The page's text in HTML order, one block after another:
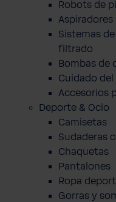
Robots de
Aspiradores
Sistemas
filtrado
Bombas de
Cuidado
Accesorios
Deporte & Ocio
Camisetas
Sudaderas
Chaquetas
Pantalones
Ropa
Gorras y